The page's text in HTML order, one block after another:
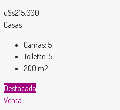
u$s215.000
Casas
Camas: 5
Toilette: 5
200 m2
Destacada
Venta